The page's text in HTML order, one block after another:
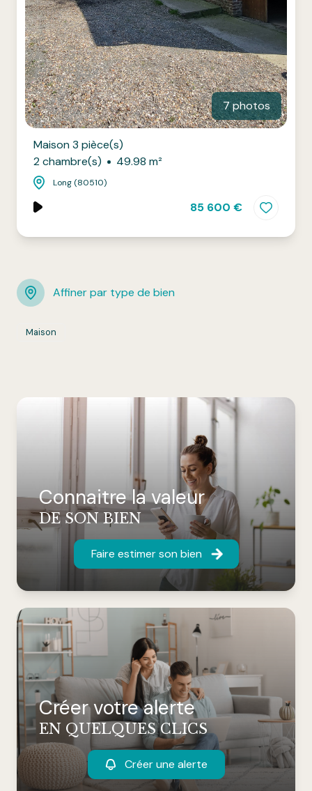
7 photos
Maison 3 pièce(s)
2 chambre(s)
49.98 m²
Long (80510)
85 600 €
Affiner par type de bien
Maison
Connaitre la valeur
DE SON BIEN
Faire estimer son bien
Créer votre alerte
EN QUELQUES CLICS
Créer une alerte